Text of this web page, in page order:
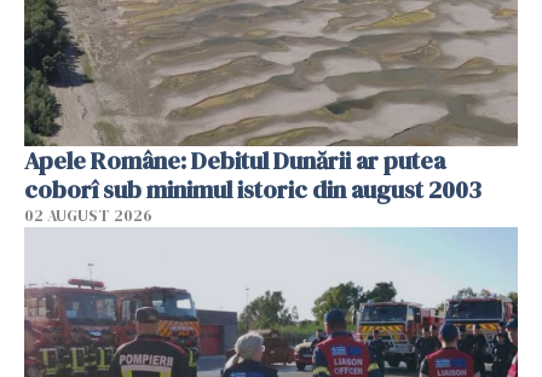
Apele Române: Debitul Dunării ar putea
coborî sub minimul istoric din august 2003
02 AUGUST 2026